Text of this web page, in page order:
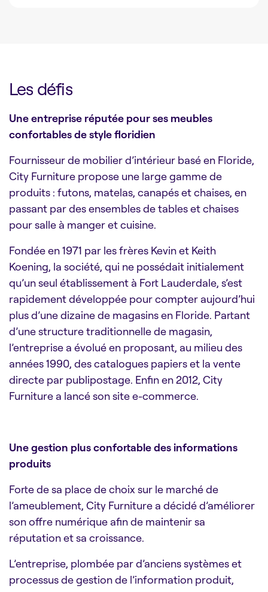
Les défis
Une entreprise réputée pour ses meubles
confortables de style floridien
Fournisseur de mobilier d’intérieur basé en Floride,
City Furniture propose une large gamme de
produits : futons, matelas, canapés et chaises, en
passant par des ensembles de tables et chaises
pour salle à manger et cuisine.
Fondée en 1971 par les frères Kevin et Keith
Koening, la société, qui ne possédait initialement
qu’un seul établissement à Fort Lauderdale, s’est
rapidement développée pour compter aujourd’hui
plus d’une dizaine de magasins en Floride. Partant
d’une structure traditionnelle de magasin,
l’entreprise a évolué en proposant, au milieu des
années 1990, des catalogues papiers et la vente
directe par publipostage. Enfin en 2012, City
Furniture a lancé son site e-commerce.
Une gestion plus confortable des informations
produits
Forte de sa place de choix sur le marché de
l’ameublement, City Furniture a décidé d’améliorer
son offre numérique afin de maintenir sa
réputation et sa croissance.
L’entreprise, plombée par d’anciens systèmes et
processus de gestion de l’information produit,